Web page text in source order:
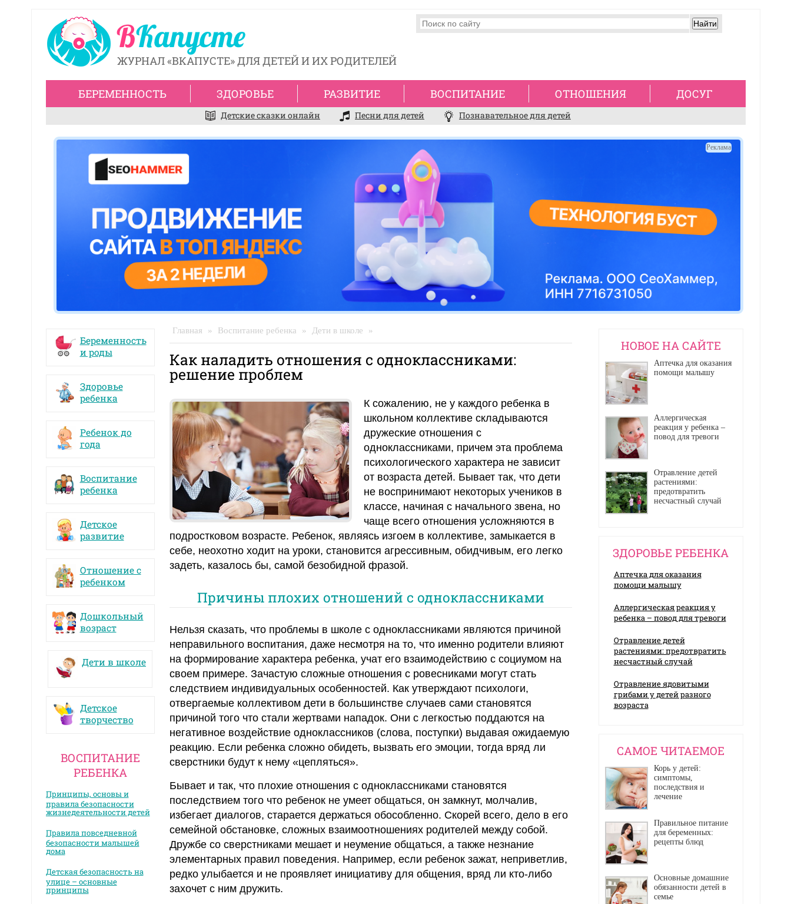
ЖУРНАЛ «ВКАПУСТЕ» ДЛЯ ДЕТЕЙ И ИХ РОДИТЕЛЕЙ
Реклама
Беременность
и роды
Здоровье
ребенка
Ребенок до
года
Воспитание
ребенка
Детское
развитие
Отношение с
ребенком
Дошкольный
возраст
Дети в школе
Детское
творчество
ВОСПИТАНИЕ
РЕБЕНКА
Принципы, основы и
правила безопасности
жизнедеятельности детей
Правила повседневной
безопасности малышей
дома
Детская безопасность на
улице – основные
принципы
Главная » Воспитание ребенка » Дети в школе »
Как наладить отношения с одноклассниками:
решение проблем
К сожалению, не у каждого ребенка в
школьном коллективе складываются
дружеские отношения с
одноклассниками, причем эта проблема
психологического характера не зависит
от возраста детей. Бывает так, что дети
не воспринимают некоторых учеников в
классе, начиная с начального звена, но
чаще всего отношения усложняются в
подростковом возрасте. Ребенок, являясь изгоем в коллективе, замыкается в
себе, неохотно ходит на уроки, становится агрессивным, обидчивым, его легко
задеть, казалось бы, самой безобидной фразой.
Причины плохих отношений с одноклассниками
Нельзя сказать, что проблемы в школе с одноклассниками являются причиной
неправильного воспитания, даже несмотря на то, что именно родители влияют
на формирование характера ребенка, учат его взаимодействию с социумом на
своем примере. Зачастую сложные отношения с ровесниками могут стать
следствием индивидуальных особенностей. Как утверждают психологи,
отвергаемые коллективом дети в большинстве случаев сами становятся
причиной того что стали жертвами нападок. Они с легкостью поддаются на
негативное воздействие одноклассников (слова, поступки) выдавая ожидаемую
реакцию. Если ребенка сложно обидеть, вызвать его эмоции, тогда вряд ли
сверстники будут к нему «цепляться».
Бывает и так, что плохие отношения с одноклассниками становятся
последствием того что ребенок не умеет общаться, он замкнут, молчалив,
избегает диалогов, старается держаться обособленно. Скорей всего, дело в его
семейной обстановке, сложных взаимоотношениях родителей между собой.
Дружбе со сверстниками мешает и неумение общаться, а также незнание
элементарных правил поведения. Например, если ребенок зажат, неприветлив,
редко улыбается и не проявляет инициативу для общения, вряд ли кто-либо
захочет с ним дружить.
НОВОЕ НА САЙТЕ
Аптечка для оказания
помощи малышу
Аллергическая
реакция у ребенка –
повод для тревоги
Отравление детей
растениями:
предотвратить
несчастный случай
ЗДОРОВЬЕ РЕБЕНКА
Аптечка для оказания
помощи малышу
Аллергическая реакция у
ребенка – повод для тревоги
Отравление детей
растениями: предотвратить
несчастный случай
Отравление ядовитыми
грибами у детей разного
возраста
CАМОЕ ЧИТАЕМОЕ
Корь у детей:
симптомы,
последствия и
лечение
Правильное питание
для беременных:
рецепты блюд
Основные домашние
обязанности детей в
семье
БЕРЕМЕННОСТЬ ЗДОРОВЬЕ РАЗВИТИЕ ВОСПИТАНИЕ ОТНОШЕНИЯ ДОСУГ
Детские сказки онлайн Песни для детей Познавательное для детей